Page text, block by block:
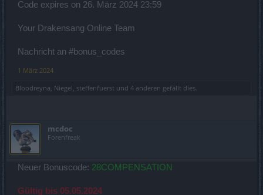
Code expires on 26. März 2024 23:59
Your Drakensang Online Team
Nachricht an #bonus_codes
1 März 2024
Bloodreyna Niegel steffenfuerst und 4 anderen gefällt dies.
mcdoc
Forenfreak
Neuer Bonuscode: 28COMPENSATION
Gültig bis 05.05.2024